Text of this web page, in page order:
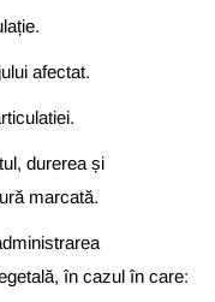
afectat.
durerea și
marcată.
, în cazul în care: